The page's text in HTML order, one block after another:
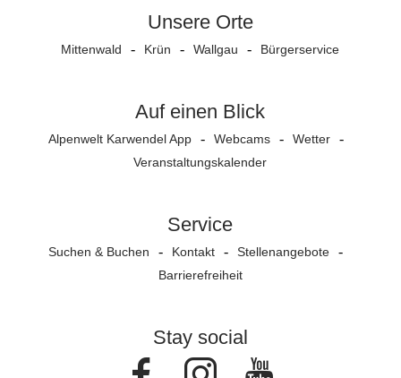
Unsere Orte
Mittenwald Krün Wallgau Bürgerservice
Auf einen Blick
Alpenwelt Karwendel App Webcams
Wetter
Veranstaltungs­kalender
Service
Suchen & Buchen Kontakt
Stellenangebote
Barrierefreiheit
Stay social
FacebookInstagram